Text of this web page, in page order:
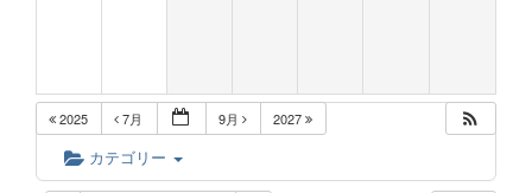
2025 7月 9月 2027
カテゴリー